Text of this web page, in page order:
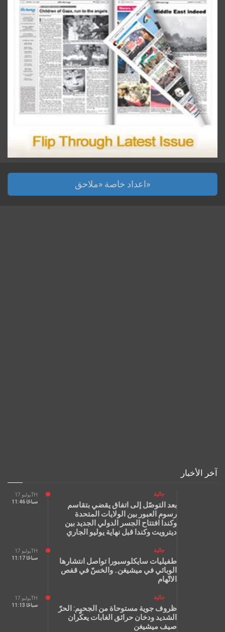
اعداد خاصة «ملاحق»
آخر الأخبار
يوليو 17TH
11:46 صباحًا
جالية
بعد التوصّل إلى اتفاق يقضي بتقاسم
رسوم العبور بين الولايات المتحدة
وكندا افتتاح الجسر الدولي الجديد بين
ديترويت وكندا قبل نهاية يوليو الجاري
يوليو 17TH
11:17 صباحًا
جالية
طفيليات سايكلوسبورا تواصل انتشارها
الوبائي في ميشيغن.. والخسّ في قفص
الاتّهام
يوليو 17TH
11:13 صباحًا
جالية
ظروف جوية مستوحاة من الجحيم: الحرّ
الشديد ودخان حرائق الغابات يعكّران
صيف ميشيغن